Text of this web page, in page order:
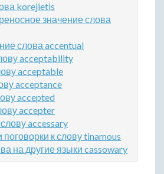
korejietis
значение слова
слова accentual
acceptability
acceptable
acceptance
accepted
accepter
accessary
к слову tinamous
на другие языки cassowary